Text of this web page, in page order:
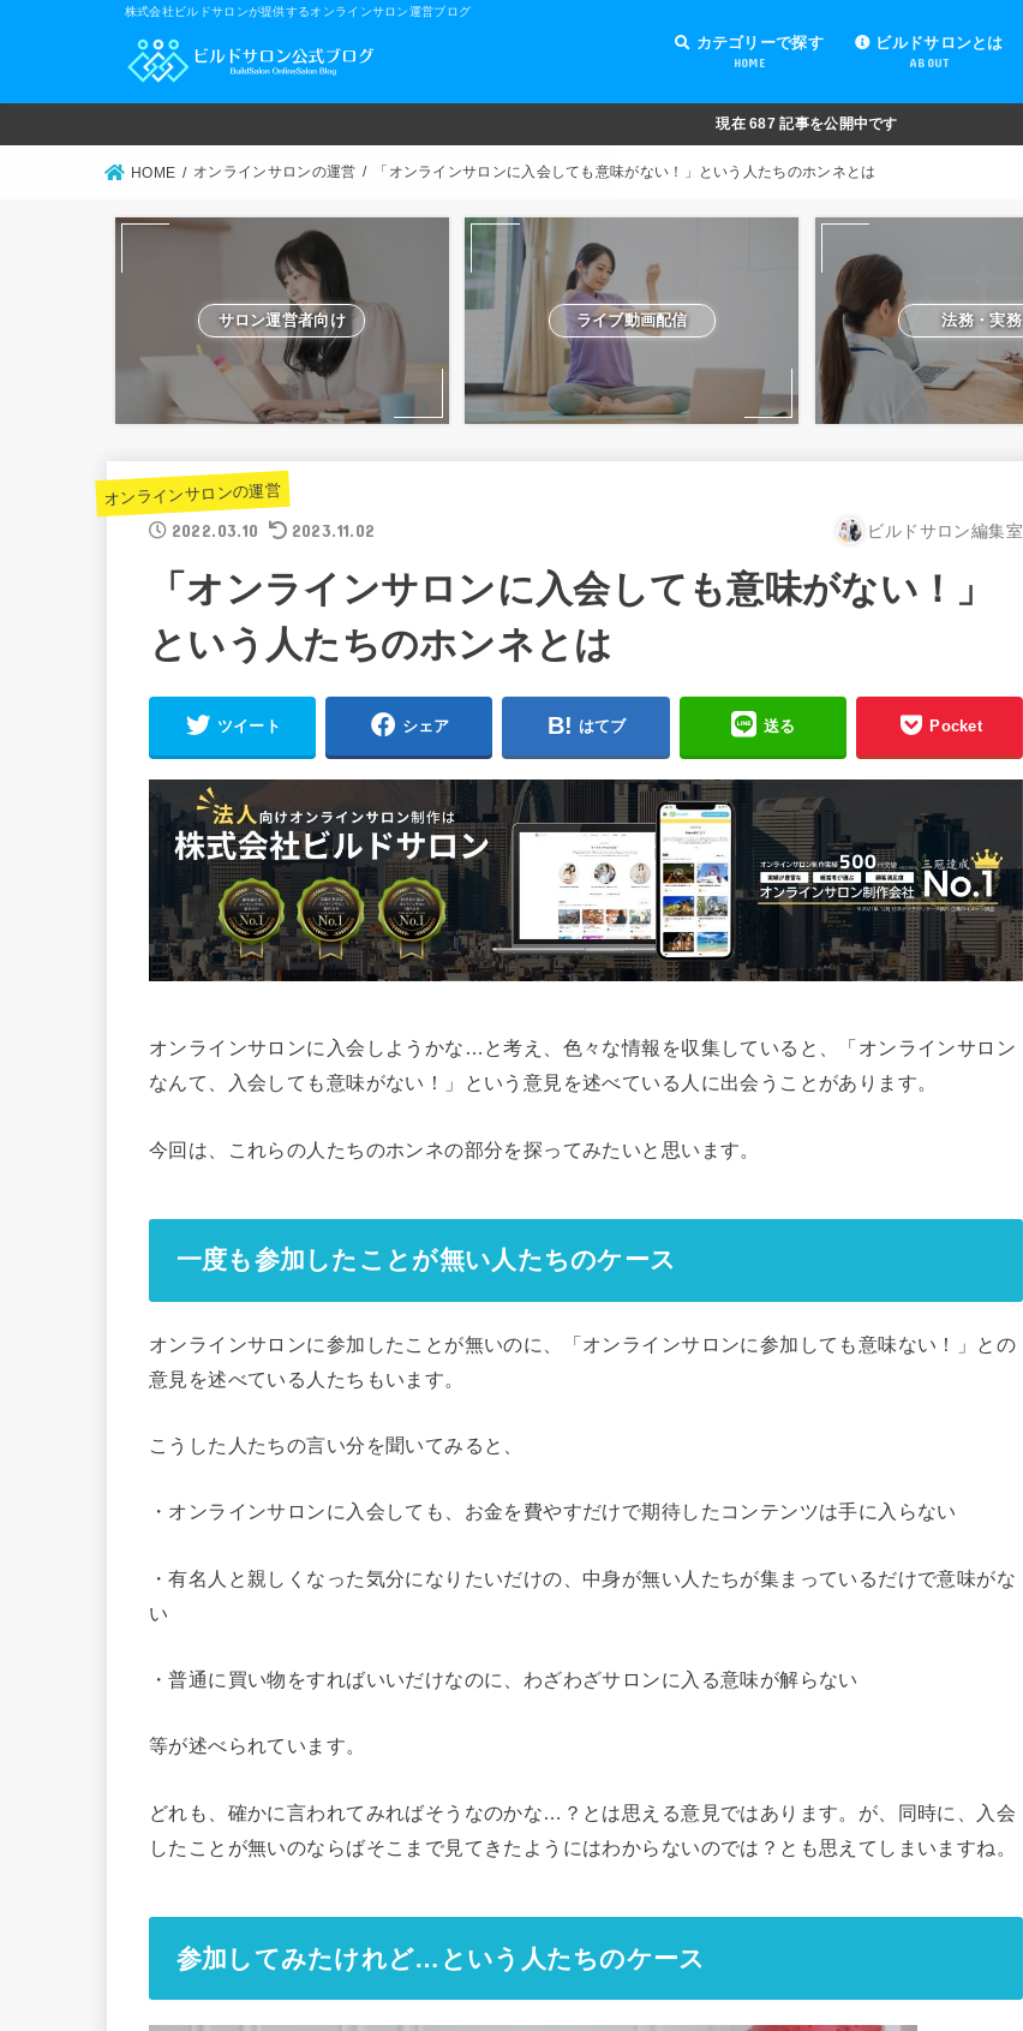
株式会社ビルドサロンが提供するオンラインサロン運営ブログ
カテゴリーで探す
HOME
オンラインサロンの運営
オンラインサロンの集客
オンラインサロンの紹介
オンラインサロンの活用
法務・実務
ライブ動画配信
動画制作・編集
セキュリティ対策
Facebook運営
会費設定
オンラインサロンの開設準備
道具・機材紹介と解説
NFT
ビルドサロンとは
ABOUT
現在687 記事を公開中です
HOME オンラインサロンの運営 「オンラインサロンに入会しても意味がない！」という人たちのホンネとは
サロン運営者向け ライブ動画配信 法務・実務
オンラインサロンの運営
2022.03.10 2023.11.02 ビルドサロン編集室
「オンラインサロンに入会しても意味がない！」
という人たちのホンネとは
ツイート シェア はてブ 送る Pocket
オンラインサロンに入会しようかな…と考え、色々な情報を収集していると、「オンラインサロン
なんて、入会しても意味がない！」という意見を述べている人に出会うことがあります。
今回は、これらの人たちのホンネの部分を探ってみたいと思います。
一度も参加したことが無い人たちのケース
オンラインサロンに参加したことが無いのに、「オンラインサロンに参加しても意味ない！」との
意見を述べている人たちもいます。
こうした人たちの言い分を聞いてみると、
・オンラインサロンに入会しても、お金を費やすだけで期待したコンテンツは手に入らない
・有名人と親しくなった気分になりたいだけの、中身が無い人たちが集まっているだけで意味がな
い
・普通に買い物をすればいいだけなのに、わざわざサロンに入る意味が解らない
等が述べられています。
どれも、確かに言われてみればそうなのかな…？とは思える意見ではあります。が、同時に、入会
したことが無いのならばそこまで見てきたようにはわからないのでは？とも思えてしまいますね。
参加してみたけれど…という人たちのケース